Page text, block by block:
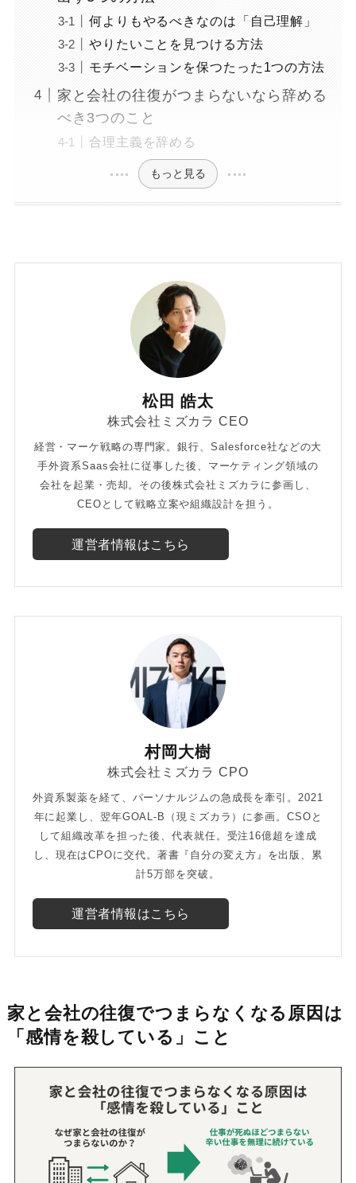
何よりもやるべきなのは「自己理解」
やりたいことを見つける方法
モチベーションを保つたった1つの方法
家と会社の往復がつまらないなら辞める
べき3つのこと
合理主義を辞める
もっと見る
松田 皓太
株式会社ミズカラ CEO
経営・マーケ戦略の専門家。銀行、Salesforce社などの大
手外資系Saas会社に従事した後、マーケティング領域の
会社を起業・売却。その後株式会社ミズカラに参画し、
CEOとして戦略立案や組織設計を担う。
運営者情報はこちら
村岡大樹
株式会社ミズカラ CPO
外資系製薬を経て、パーソナルジムの急成長を牽引。2021
年に起業し、翌年GOAL-B（現ミズカラ）に参画。CSOと
して組織改革を担った後、代表就任。受注16億超を達成
し、現在はCPOに交代。著書『自分の変え方』を出版、累
計5万部を突破。
運営者情報はこちら
家と会社の往復でつまらなくなる原因は
「感情を殺している」こと